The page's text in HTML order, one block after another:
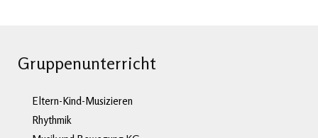
Gruppenunterricht
Eltern-Kind-Musizieren
Rhythmik